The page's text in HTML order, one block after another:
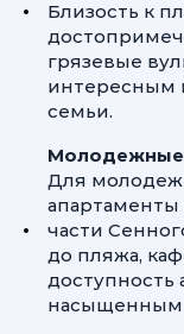
Близость к
грязевые
интересным
семьи.
Молодежные
Для
части
до пляжа,
доступность